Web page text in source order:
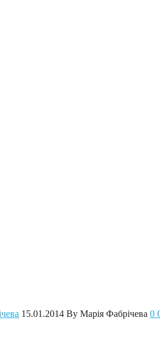
15.01.2014 By Марія Фабрічева 0